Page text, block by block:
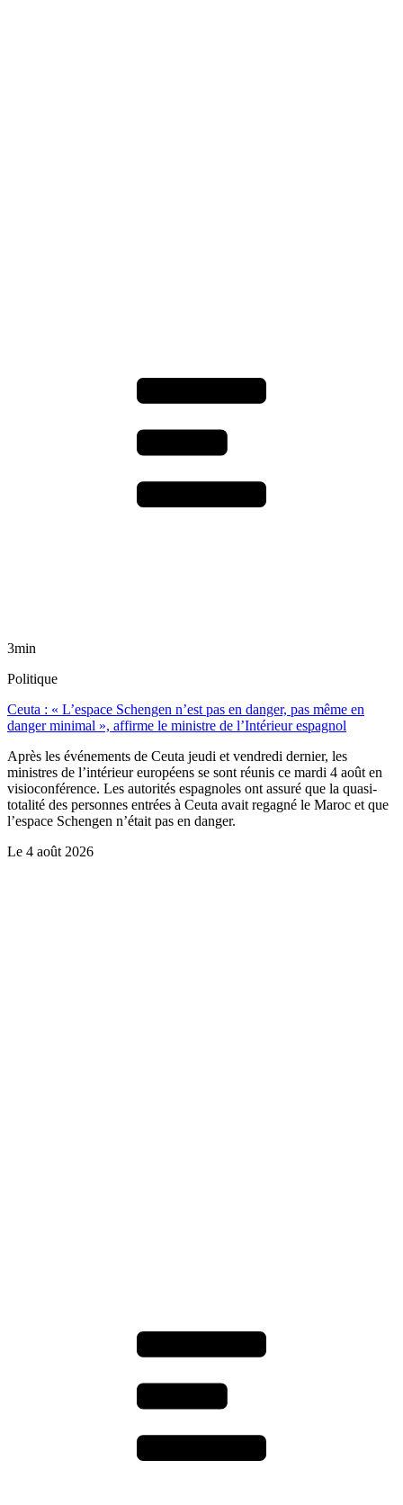
3min
Politique
Ceuta : « L’espace Schengen n’est pas en danger, pas même en
danger minimal », affirme le ministre de l’Intérieur espagnol
Après les événements de Ceuta jeudi et vendredi dernier, les
ministres de l’intérieur européens se sont réunis ce mardi 4 août en
visioconférence. Les autorités espagnoles ont assuré que la quasi-
totalité des personnes entrées à Ceuta avait regagné le Maroc et que
l’espace Schengen n’était pas en danger.
Le 4 août 2026